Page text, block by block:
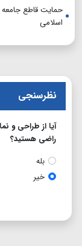
حمایت قاطع جامعه
اسلامی
نظرسنجی
آیا از طراحی و
راضی هستید؟
بله
خیر